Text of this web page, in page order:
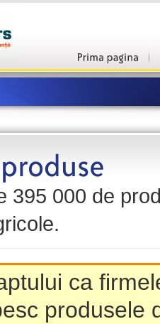
395 000 de
ca
produsele